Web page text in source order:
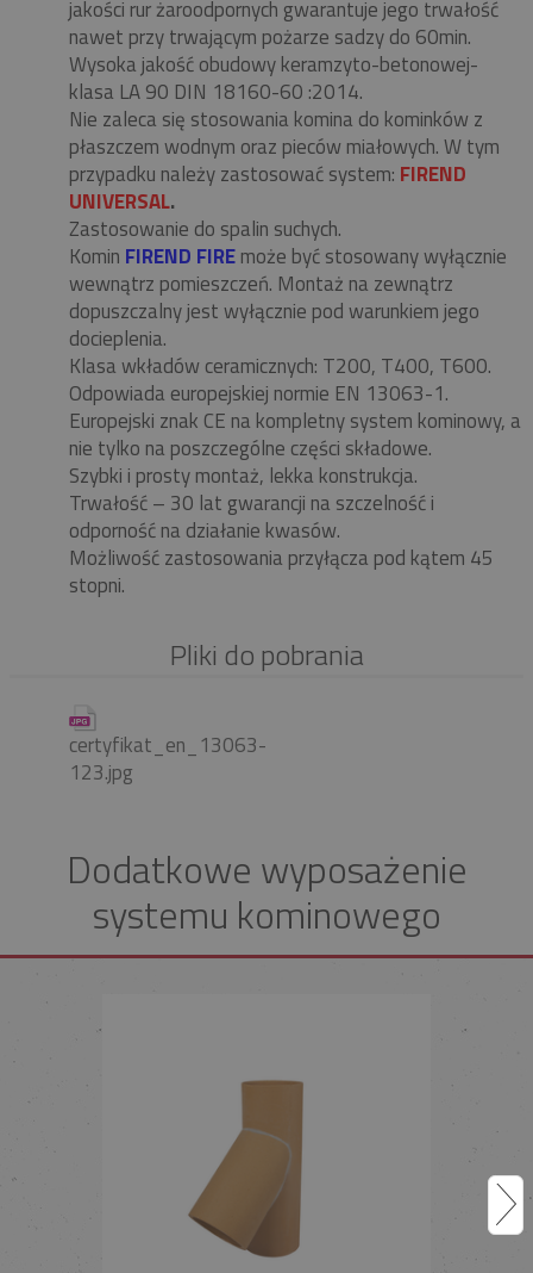
jakości rur żaroodpornych gwarantuje jego trwałość
nawet przy trwającym pożarze sadzy do 60min.
Wysoka jakość obudowy keramzyto-betonowej-
klasa LA 90 DIN 18160-60 :2014.
Nie zaleca się stosowania komina do kominków z
płaszczem wodnym oraz pieców miałowych. W tym
przypadku należy zastosować system: FIREND
UNIVERSAL.
Zastosowanie do spalin suchych.
Komin FIREND FIREmoże być stosowany wyłącznie
wewnątrz pomieszczeń. Montaż na zewnątrz
dopuszczalny jest wyłącznie pod warunkiem jego
docieplenia.
Klasa wkładów ceramicznych: T200, T400, T600.
Odpowiada europejskiej normie EN 13063-1.
Europejski znak CE na kompletny system kominowy, a
nie tylko na poszczególne części składowe.
Szybki i prosty montaż, lekka konstrukcja.
Trwałość – 30 lat gwarancji na szczelność i
odporność na działanie kwasów.
Możliwość zastosowania przyłącza pod kątem 45
stopni.
Pliki do pobrania
certyfikat_en_13063-
123.jpg
Dodatkowe wyposażenie
systemu kominowego